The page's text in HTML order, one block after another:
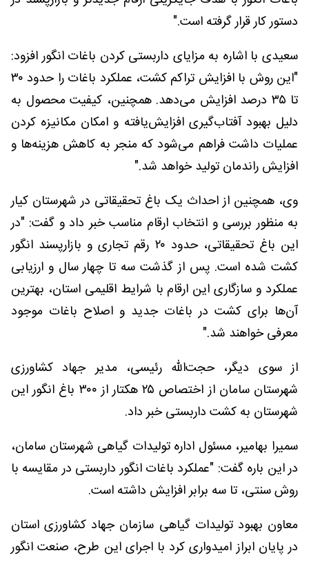
دستور کار قرار گرفته است."
سعیدی با اشاره به مزایای داربستی کردن باغات انگور افزود:
"این روش با افزایش تراکم کشت، عملکرد باغات را حدود ۳۰
تا ۳۵ درصد افزایش می‌دهد. همچنین، کیفیت محصول به
دلیل بهبود آفتاب‌گیری افزایش‌یافته و امکان مکانیزه کردن
عملیات داشت فراهم می‌شود که منجر به کاهش هزینه‌ها و
افزایش راندمان تولید خواهد شد."
وی، همچنین از احداث یک باغ تحقیقاتی در شهرستان کیار
به منظور بررسی و انتخاب ارقام مناسب خبر داد و گفت: "در
این باغ تحقیقاتی، حدود ۲۰ رقم تجاری و بازارپسند انگور
کشت شده است. پس از گذشت سه تا چهار سال و ارزیابی
عملکرد و سازگاری این ارقام با شرایط اقلیمی استان، بهترین
آن‌ها برای کشت در باغات جدید و اصلاح باغات موجود
معرفی خواهند شد."
از سوی دیگر، حجت‌الله رئیسی، مدیر جهاد کشاورزی
شهرستان سامان از اختصاص ۲۵ هکتار از ۳۰۰ باغ انگور این
شهرستان به کشت داربستی خبر داد.
سمیرا بهامیر، مسئول اداره تولیدات گیاهی شهرستان سامان،
در این باره گفت: "عملکرد باغات انگور داربستی در مقایسه با
روش سنتی، تا سه برابر افزایش داشته است.
معاون بهبود تولیدات گیاهی سازمان جهاد کشاورزی استان
در پایان ابراز امیدواری کرد با اجرای این طرح، صنعت انگور